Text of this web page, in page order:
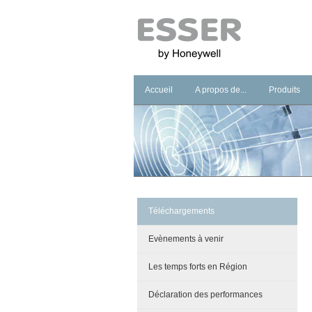
Accueil A propos de...
Notre groupe
Notre marque
Notre philosophie
Produits
Solutions
Solutions
Solution
Téléchargements
Evènements à venir
Les temps forts en Région
Déclaration des performances